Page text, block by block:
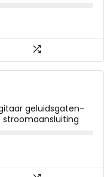
geluidsgaten-